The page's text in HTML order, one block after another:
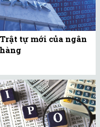
Trật tự mới của ngân
hàng